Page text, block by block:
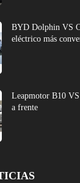
BYD Dolphin VS
eléctrico más
Leapmotor B10
a frente